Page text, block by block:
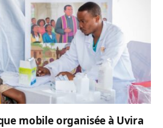
mobile organisée à Uvira